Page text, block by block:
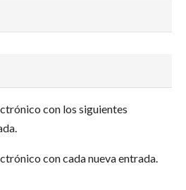
con los siguientes
con cada nueva entrada.